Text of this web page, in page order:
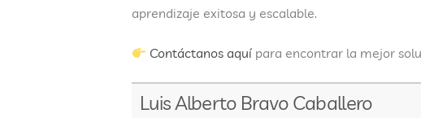
aprendizaje exitosa y escalable.
Contáctanos aquí para encontrar la mejor
Luis Alberto Bravo Caballero